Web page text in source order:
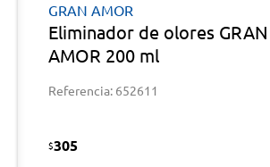
GRAN AMOR
Eliminador de olores GRAN
AMOR 200 ml
Referencia: 652611
$305